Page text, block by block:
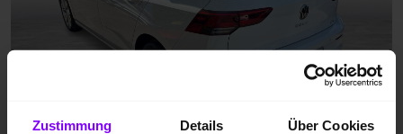
Zustimmung Details Über Cookies